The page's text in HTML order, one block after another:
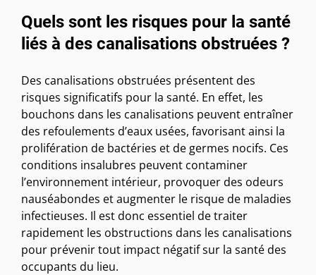
Quels sont les risques pour la santé
liés à des canalisations obstruées ?
Des canalisations obstruées présentent des
risques significatifs pour la santé. En effet, les
bouchons dans les canalisations peuvent entraîner
des refoulements d’eaux usées, favorisant ainsi la
prolifération de bactéries et de germes nocifs. Ces
conditions insalubres peuvent contaminer
l’environnement intérieur, provoquer des odeurs
nauséabondes et augmenter le risque de maladies
infectieuses. Il est donc essentiel de traiter
rapidement les obstructions dans les canalisations
pour prévenir tout impact négatif sur la santé des
occupants du lieu.